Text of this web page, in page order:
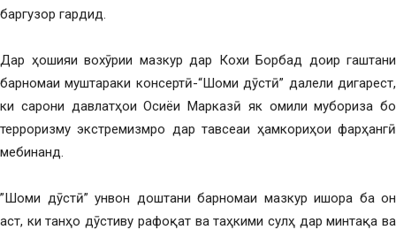
баргузор гардид.
Дар ҳошияи вохӯрии мазкур дар Кохи Борбад доир гаштани
барномаи муштараки консертӣ-“Шоми дӯстӣ” далели дигарест,
ки сарони давлатҳои Осиёи Марказӣ як омили мубориза бо
терроризму экстремизмро дар тавсеаи ҳамкориҳои фарҳангӣ
мебинанд.
”Шоми дӯстӣ” унвон доштани барномаи мазкур ишора ба он
аст, ки танҳо дӯстиву рафоқат ва таҳкими сулҳ дар минтақа ва